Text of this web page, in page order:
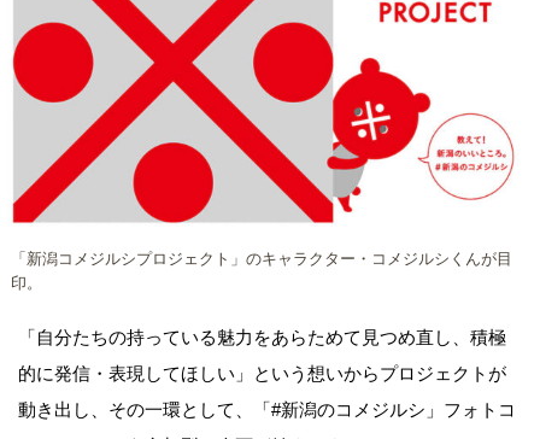
「新潟コメジルシプロジェクト」のキャラクター・コメジルシくんが目
印。
「自分たちの持っている魅力をあらためて見つめ直し、積極
的に発信・表現してほしい」という想いからプロジェクトが
動き出し、その一環として、「#新潟のコメジルシ」フォトコ